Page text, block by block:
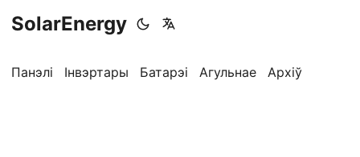
SolarEnergy
Панэлі Інвэртары Батарэі Агульнае Архіў